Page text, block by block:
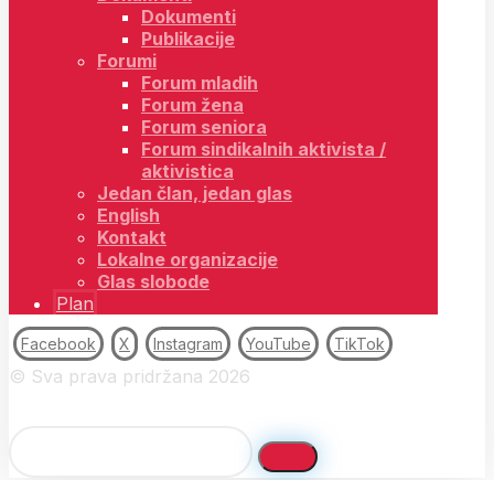
Dokumenti
Publikacije
Forumi
Forum mladih
Forum žena
Forum seniora
Forum sindikalnih aktivista /
aktivistica
Jedan član, jedan glas
English
Kontakt
Lokalne organizacije
Glas slobode
Plan
Facebook X Instagram YouTube TikTok
© Sva prava pridržana 2026